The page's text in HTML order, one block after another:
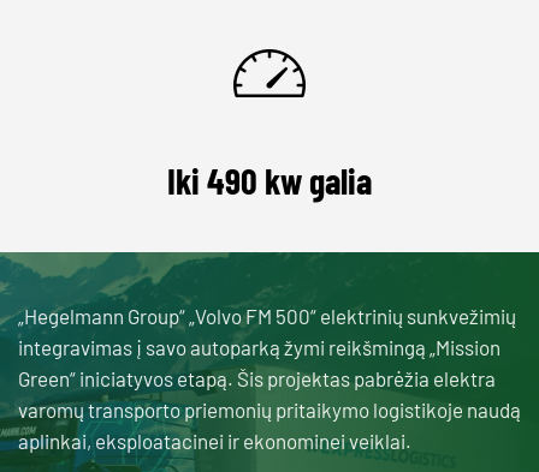
Iki 490 kw galia
„Hegelmann Group“ „Volvo FM 500“ elektrinių sunkvežimių
integravimas į savo autoparką žymi reikšmingą „Mission
Green“ iniciatyvos etapą. Šis projektas pabrėžia elektra
varomų transporto priemonių pritaikymo logistikoje naudą
aplinkai, eksploatacinei ir ekonominei veiklai.